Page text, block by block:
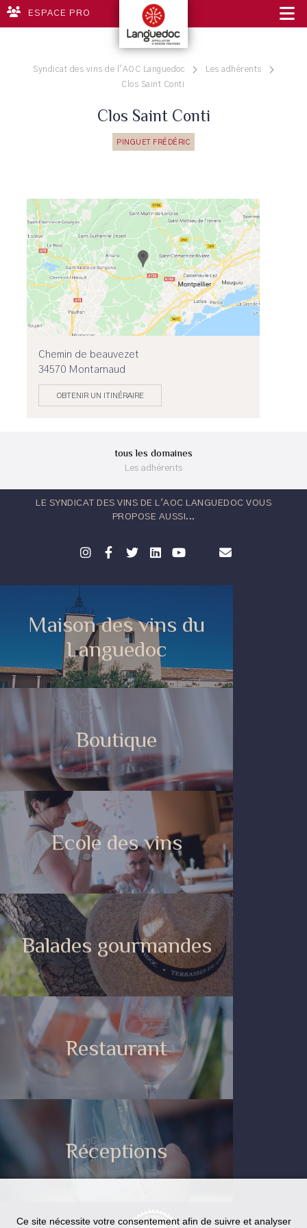
ESPACE PRO
Syndicat des vins de l'AOC Languedoc
Les adhérents
Clos Saint Conti
Clos Saint Conti
PINGUET FRÉDÉRIC
Chemin de beauvezet
34570 Montarnaud
OBTENIR UN ITINÉRAIRE
tous les domaines
Les adhérents
LE SYNDICAT DES VINS DE L'AOC LANGUEDOC VOUS
PROPOSE AUSSI...
Maison des vins du
Languedoc
Boutique
Ecole des vins
Balades gourmandes
Restaurant
Réceptions
Ce site nécessite votre consentement afin de suivre et analyser